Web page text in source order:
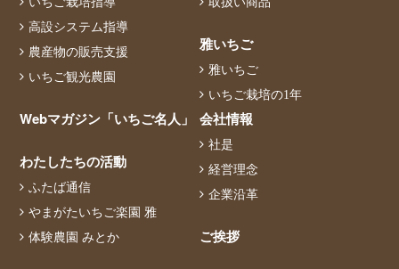
高設システム指導
農産物の販売支援
いちご観光農園
雅いちご
雅いちご
いちご栽培の1年
Webマガジン「いちご名人」
わたしたちの活動
ふたば通信
やまがたいちご楽園 雅
体験農園 みとか
会社情報
社是
経営理念
企業沿革
ご挨拶